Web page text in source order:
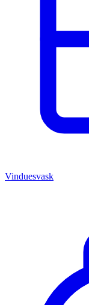
Vinduesvask